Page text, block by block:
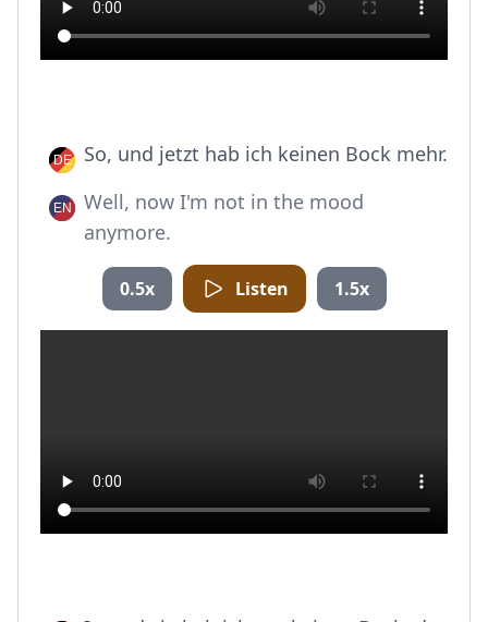
So, und jetzt hab ich keinen Bock mehr.
Well, now I'm not in the mood
anymore.
0.5x Listen 1.5x